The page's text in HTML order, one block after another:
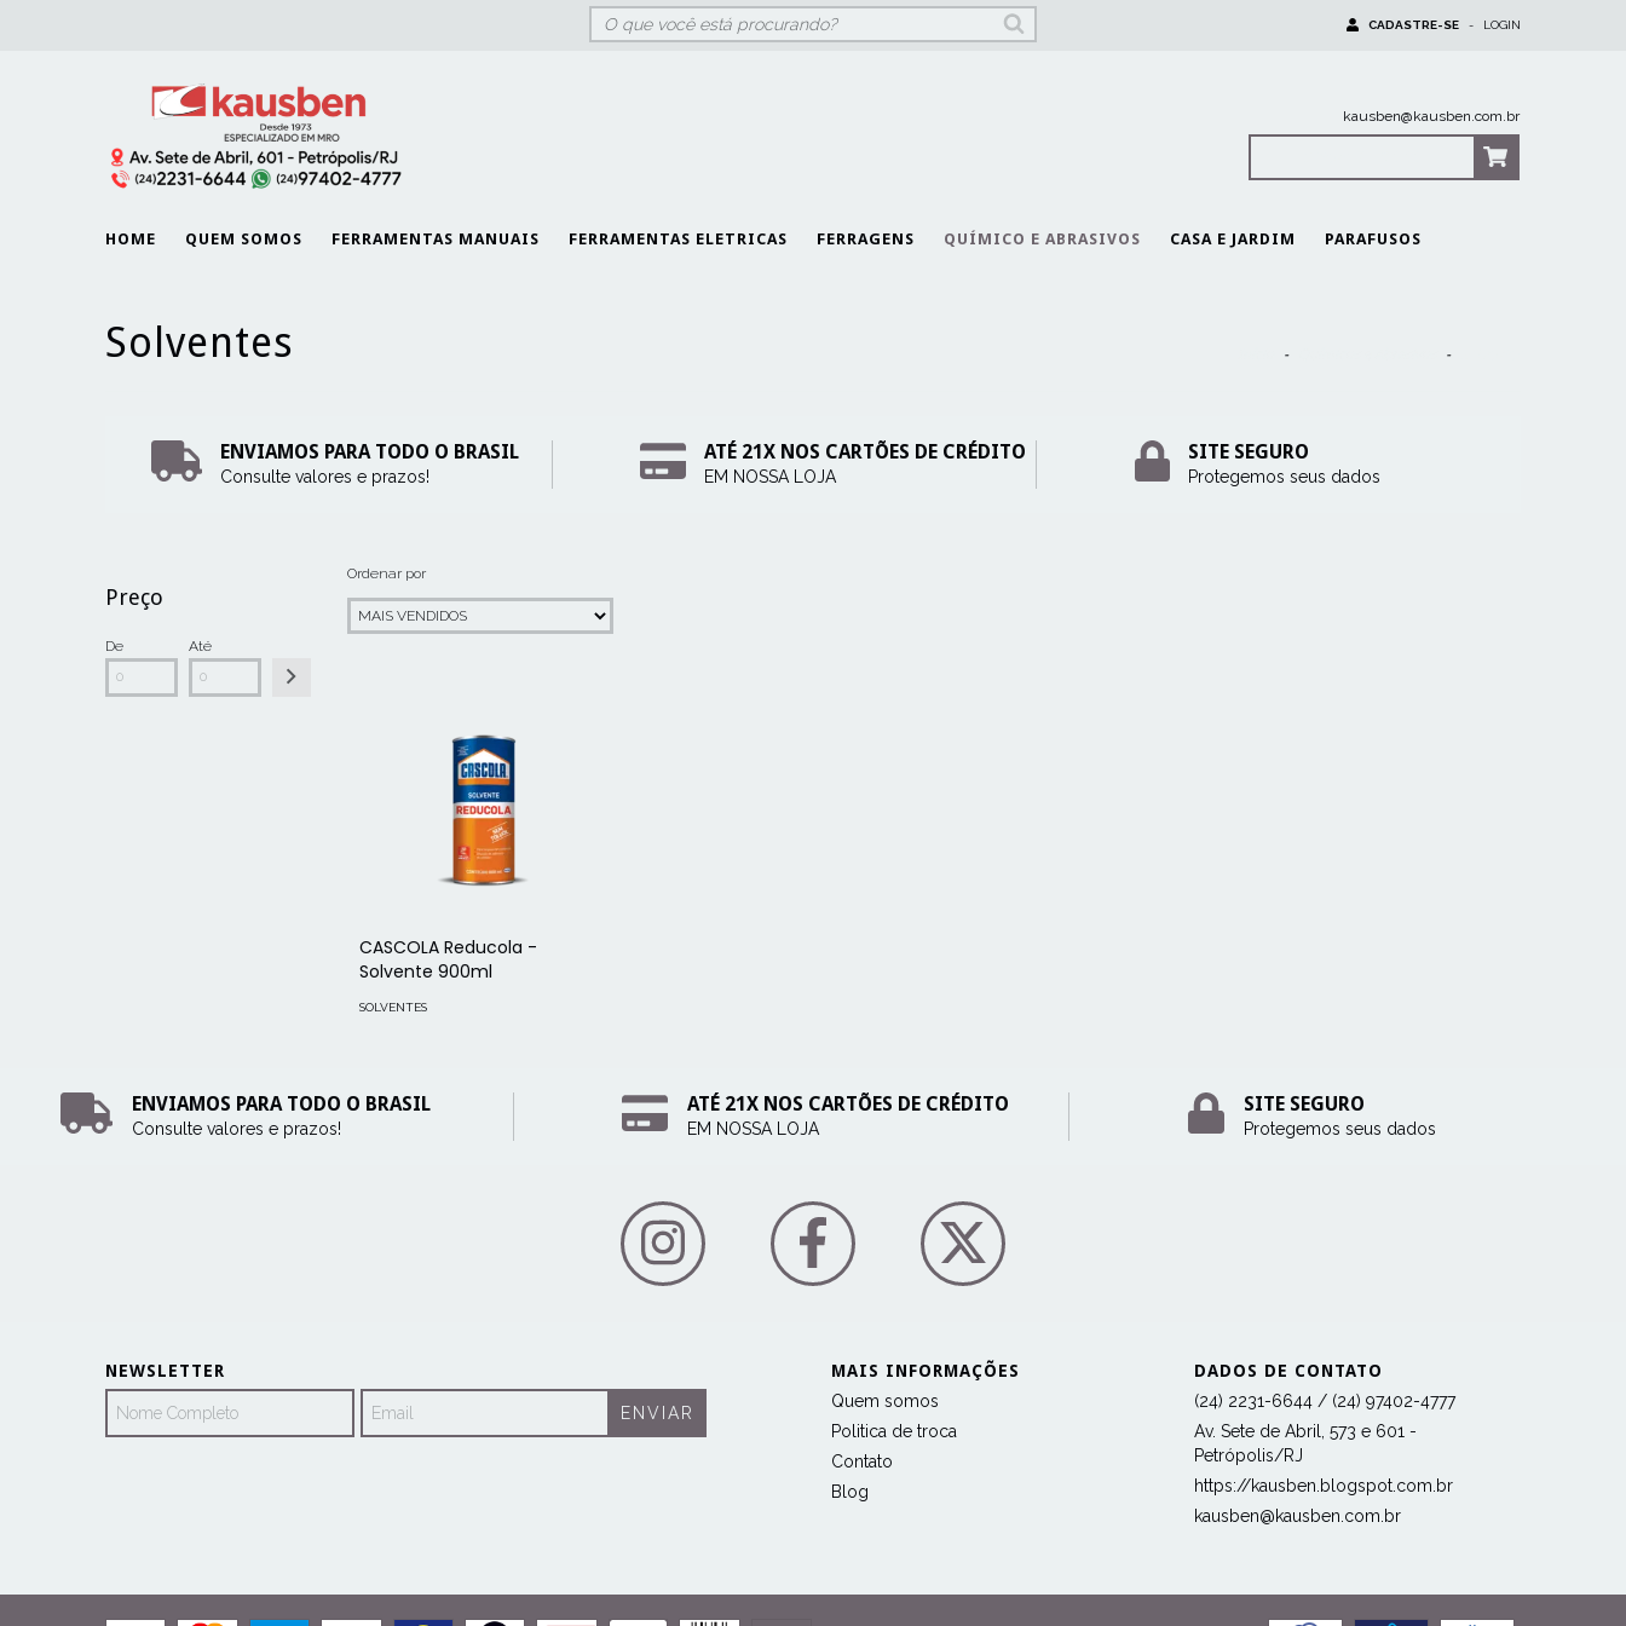
CADASTRE-SE - LOGIN
kausben@kausben.com.br
HOME QUEM SOMOS FERRAMENTAS MANUAIS FERRAMENTAS ELETRICAS FERRAGENS QUÍMICO E ABRASIVOS CASA E JARDIM PARAFUSOS
Solventes - -
ENVIAMOS PARA TODO O BRASIL
Consulte valores e prazos!
ATÉ 21X NOS CARTÕES DE CRÉDITO
EM NOSSA LOJA
SITE SEGURO
Protegemos seus dados
Preço
De Até
Ordenar por
CASCOLA Reducola -
Solvente 900ml
SOLVENTES
ENVIAMOS PARA TODO O BRASIL
Consulte valores e prazos!
ATÉ 21X NOS CARTÕES DE CRÉDITO
EM NOSSA LOJA
SITE SEGURO
Protegemos seus dados
NEWSLETTER
MAIS INFORMAÇÕES
Quem somos
Politica de troca
Contato
Blog
DADOS DE CONTATO
(24) 2231-6644 / (24) 97402-4777
Av. Sete de Abril, 573 e 601 -
Petrópolis/RJ
https://kausben.blogspot.com.br
kausben@kausben.com.br